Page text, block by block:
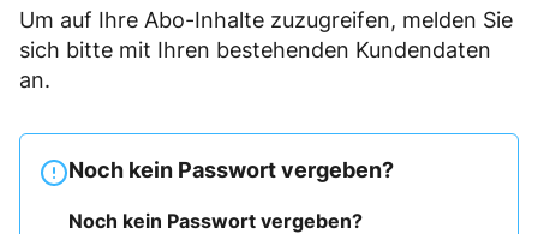
Um auf Ihre Abo-Inhalte zuzugreifen, melden Sie
sich bitte mit Ihren bestehenden Kundendaten
an.
Noch kein Passwort vergeben?
Noch kein Passwort vergeben?